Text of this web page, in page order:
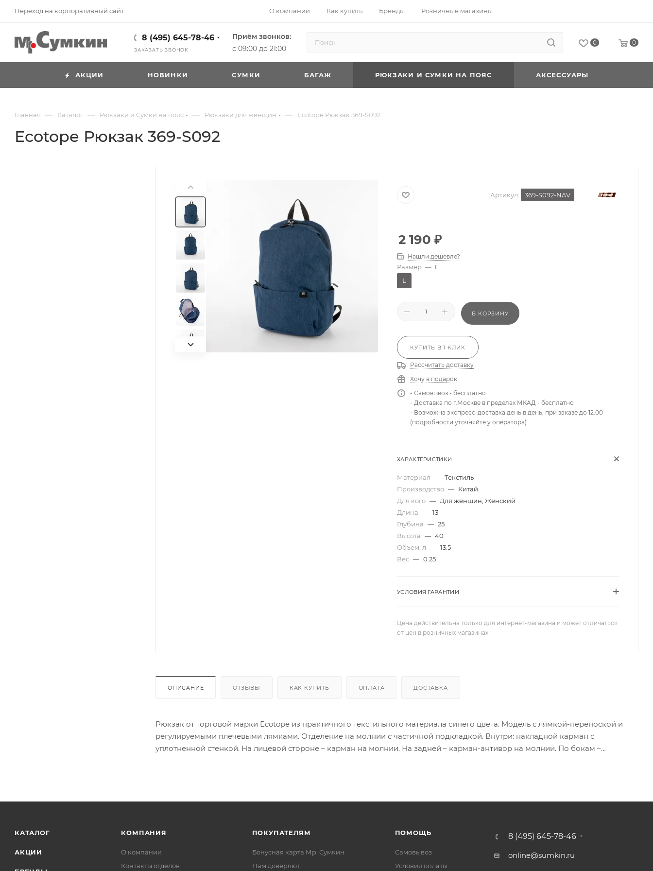
Переход на корпоративный сайт О компании Как купить Бренды Розничные магазины
8 (495) 645-78-46
ЗАКАЗАТЬ ЗВОНОК
Приём звонков:
с 09:00 до 21:00
0 0
АКЦИИ НОВИНКИ CУМКИ БАГАЖ РЮКЗАКИ И СУМКИ НА ПОЯС АКСЕССУАРЫ
Главная — Каталог — Рюкзаки и Сумки на пояс — Рюкзаки для женщин — Ecotope Рюкзак 369-S092
Ecotope Рюкзак 369-S092
Артикул: 369-S092-NAV
2 190 ₽
Нашли дешевле?
Размер — L
L
В КОРЗИНУ
КУПИТЬ В 1 КЛИК
Рассчитать доставку
Хочу в подарок
- Самовывоз - бесплатно
- Доставка по г.Москве в пределах МКАД - бесплатно
- Возможна экспресс-доставка день в день, при заказе до 12.00
(подробности уточняйте у оператора)
ХАРАКТЕРИСТИКИ
Материал — Текстиль
Производство — Китай
Для кого — Для женщин, Женский
Длина — 13
Глубина — 25
Высота — 40
Объем, л — 13.5
Вес — 0.25
УСЛОВИЯ ГАРАНТИИ
Цена действительна только для интернет-магазина и может отличаться
от цен в розничных магазинах
ОПИСАНИЕ ОТЗЫВЫ КАК КУПИТЬ ОПЛАТА ДОСТАВКА
Рюкзак от торговой марки Ecotope из практичного текстильного материала синего цвета. Модель с лямкой-переноской и
регулируемыми плечевыми лямками. Отделение на молнии с частичной подкладкой. Внутри: накладной карман с
уплотненной стенкой. На лицевой стороне – карман на молнии. На задней – карман-антивор на молнии. По бокам –
КАТАЛОГ
АКЦИИ
КОМПАНИЯ
О компании
Контакты отделов
ПОКУПАТЕЛЯМ
Бонусная карта Мр. Сумкин
Нам доверяют
ПОМОЩЬ
Самовывоз
Условия оплаты
8 (495) 645-78-46
online@sumkin.ru